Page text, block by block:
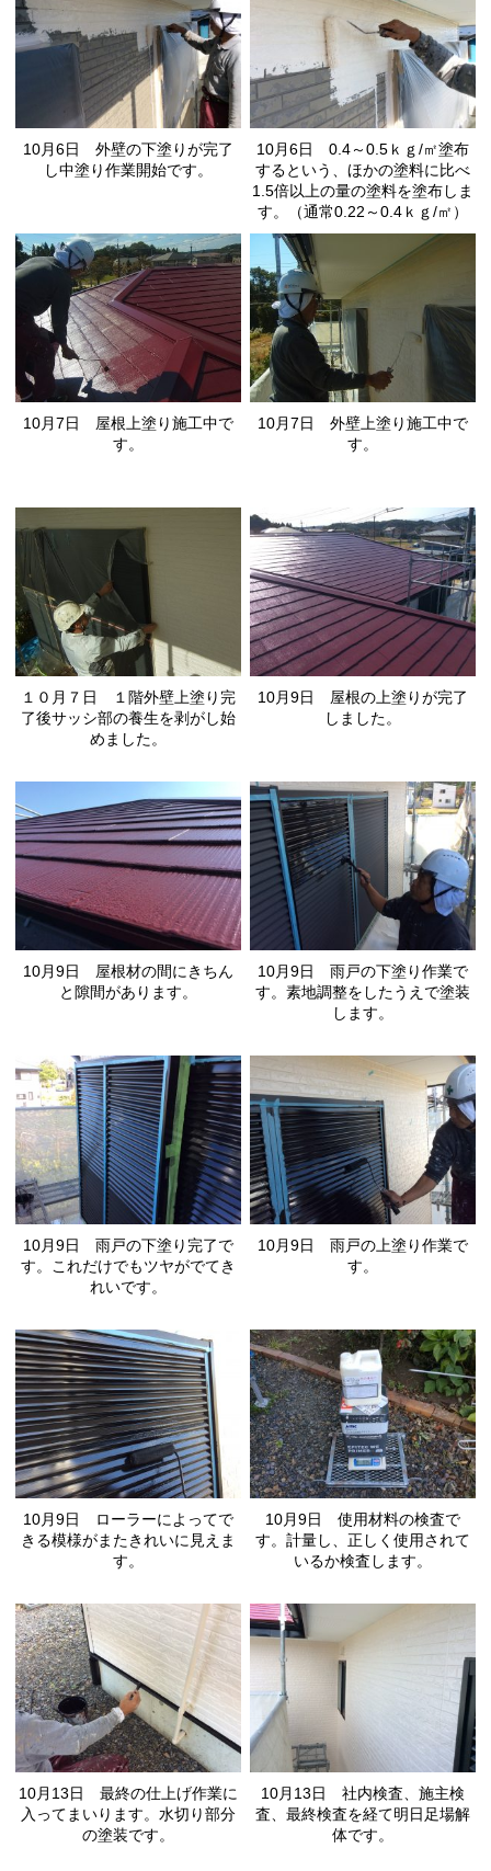
10月6日 外壁の下塗りが完了
し中塗り作業開始です。
10月6日 0.4～0.5ｋｇ/㎡塗布
するという、ほかの塗料に比べ
1.5倍以上の量の塗料を塗布しま
す。（通常0.22～0.4ｋｇ/㎡）
10月7日 屋根上塗り施工中で
す。
10月7日 外壁上塗り施工中で
す。
１０月７日 １階外壁上塗り完
了後サッシ部の養生を剥がし始
めました。
10月9日 屋根の上塗りが完了
しました。
10月9日 屋根材の間にきちん
と隙間があります。
10月9日 雨戸の下塗り作業で
す。素地調整をしたうえで塗装
します。
10月9日 雨戸の下塗り完了で
す。これだけでもツヤがでてき
れいです。
10月9日 雨戸の上塗り作業で
す。
10月9日 ローラーによってで
きる模様がまたきれいに見えま
す。
10月9日 使用材料の検査で
す。計量し、正しく使用されて
いるか検査します。
10月13日 最終の仕上げ作業に
入ってまいります。水切り部分
の塗装です。
10月13日 社内検査、施主検
査、最終検査を経て明日足場解
体です。